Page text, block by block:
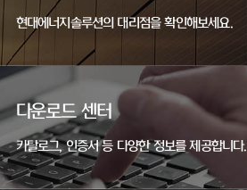
현대에너지솔루션의 대리점을 확인해보세요.
다운로드 센터
카탈로그, 인증서 등 다양한 정보를 제공합니다.